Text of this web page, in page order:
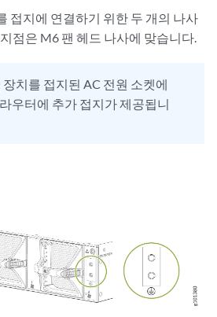
접지에 연결하기 위한 두 개의 나사
점은 M6 팬 헤드 나사에 맞습니다.
장치를 접지된 AC 전원 소켓에
우터에 추가 접지가 제공됩니